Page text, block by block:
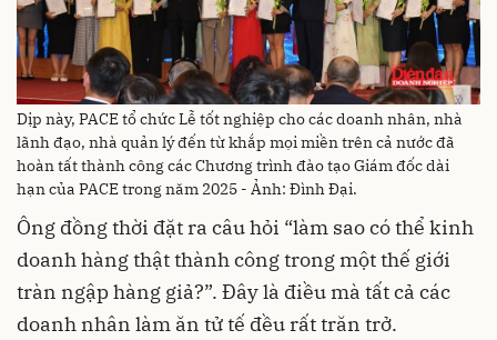
Dịp này, PACE tổ chức Lễ tốt nghiệp cho các doanh nhân, nhà
lãnh đạo, nhà quản lý đến từ khắp mọi miền trên cả nước đã
hoàn tất thành công các Chương trình đào tạo Giám đốc dài
hạn của PACE trong năm 2025 - Ảnh: Đình Đại.
Ông đồng thời đặt ra câu hỏi “làm sao có thể kinh
doanh hàng thật thành công trong một thế giới
tràn ngập hàng giả?”. Đây là điều mà tất cả các
doanh nhân làm ăn tử tế đều rất trăn trở.